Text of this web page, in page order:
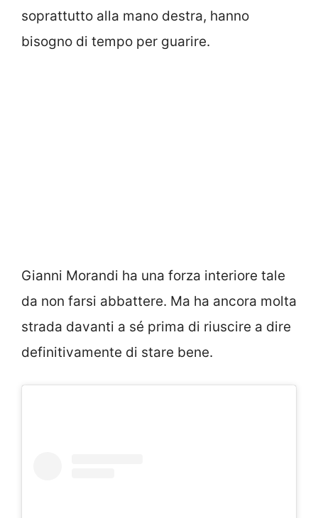
soprattutto alla mano destra, hanno
bisogno di tempo per guarire.
Gianni Morandi ha una forza interiore tale
da non farsi abbattere. Ma ha ancora molta
strada davanti a sé prima di riuscire a dire
definitivamente di stare bene.